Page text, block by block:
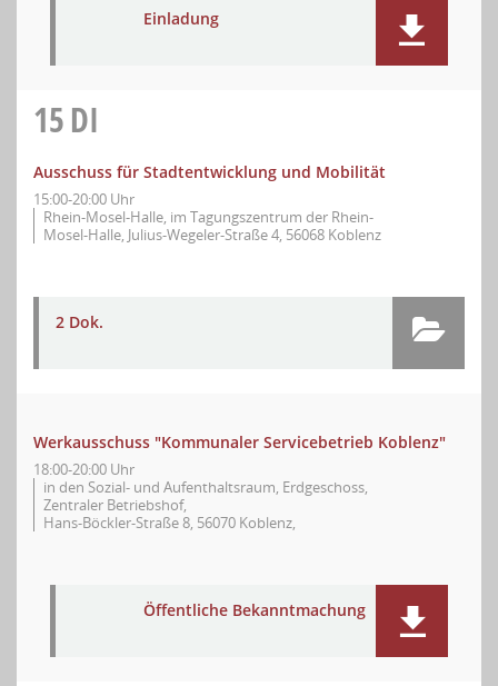
Einladung
15DI
Ausschuss für Stadtentwicklung und Mobilität
15:00-20:00 Uhr
Rhein-Mosel-Halle, im Tagungszentrum der Rhein-
Mosel-Halle, Julius-Wegeler-Straße 4, 56068 Koblenz
2 Dok.
Werkausschuss "Kommunaler Servicebetrieb Koblenz"
18:00-20:00 Uhr
in den Sozial- und Aufenthaltsraum, Erdgeschoss,
Zentraler Betriebshof,
Hans-Böckler-Straße 8, 56070 Koblenz,
Öffentliche Bekanntmachung